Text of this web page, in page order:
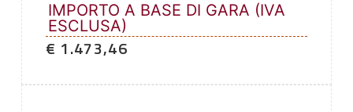
IMPORTO A BASE DI GARA (IVA
ESCLUSA)
€ 1.473,46